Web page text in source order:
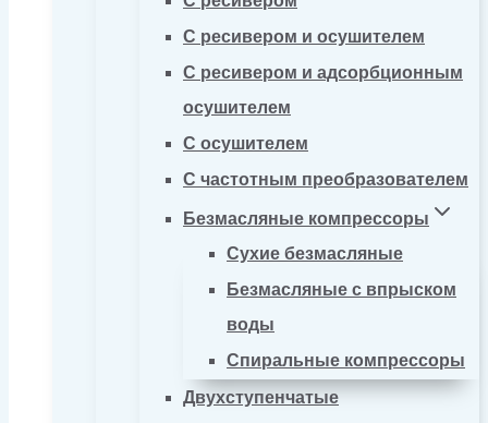
С ресивером и осушителем
С ресивером и адсорбционным
осушителем
С осушителем
С частотным преобразователем
Безмасляные компрессоры
Сухие безмасляные
Безмасляные с впрыском
воды
Спиральные компрессоры
Двухступенчатые